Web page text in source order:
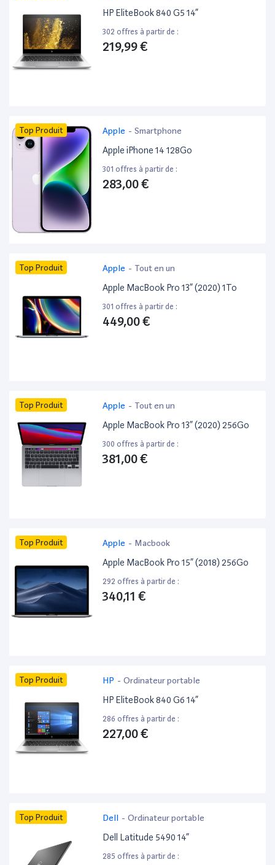
HP EliteBook 840 G5 14”
302 offres à partir de :
219,99 €
Top Produit Apple - Smartphone
Apple iPhone 14 128Go
301 offres à partir de :
283,00 €
Top Produit Apple - Tout en un
Apple MacBook Pro 13” (2020) 1To
301 offres à partir de :
449,00 €
Top Produit Apple - Tout en un
Apple MacBook Pro 13” (2020) 256Go
300 offres à partir de :
381,00 €
Top Produit Apple - Macbook
Apple MacBook Pro 15” (2018) 256Go
292 offres à partir de :
340,11 €
Top Produit HP - Ordinateur portable
HP EliteBook 840 G6 14”
286 offres à partir de :
227,00 €
Top Produit Dell - Ordinateur portable
Dell Latitude 5490 14”
285 offres à partir de :